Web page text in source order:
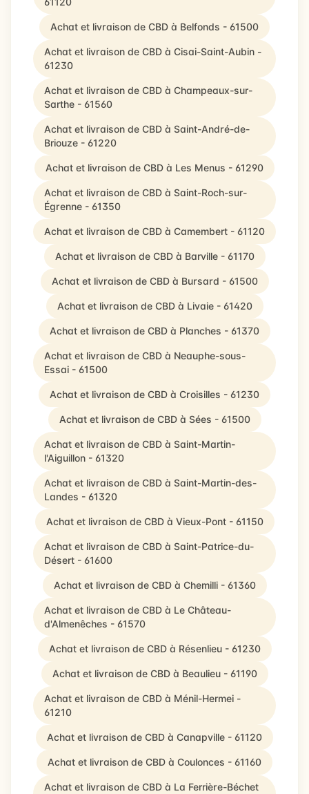
Achat et livraison de CBD à Belfonds - 61500
Achat et livraison de CBD à Cisai-Saint-Aubin -
61230
Achat et livraison de CBD à Champeaux-sur-
Sarthe - 61560
Achat et livraison de CBD à Saint-André-de-
Briouze - 61220
Achat et livraison de CBD à Les Menus - 61290
Achat et livraison de CBD à Saint-Roch-sur-
Égrenne - 61350
Achat et livraison de CBD à Camembert - 61120
Achat et livraison de CBD à Barville - 61170
Achat et livraison de CBD à Bursard - 61500
Achat et livraison de CBD à Livaie - 61420
Achat et livraison de CBD à Planches - 61370
Achat et livraison de CBD à Neauphe-sous-
Essai - 61500
Achat et livraison de CBD à Croisilles - 61230
Achat et livraison de CBD à Sées - 61500
Achat et livraison de CBD à Saint-Martin-
l'Aiguillon - 61320
Achat et livraison de CBD à Saint-Martin-des-
Landes - 61320
Achat et livraison de CBD à Vieux-Pont - 61150
Achat et livraison de CBD à Saint-Patrice-du-
Désert - 61600
Achat et livraison de CBD à Chemilli - 61360
Achat et livraison de CBD à Le Château-
d'Almenêches - 61570
Achat et livraison de CBD à Résenlieu - 61230
Achat et livraison de CBD à Beaulieu - 61190
Achat et livraison de CBD à Ménil-Hermei -
61210
Achat et livraison de CBD à Canapville - 61120
Achat et livraison de CBD à Coulonces - 61160
Achat et livraison de CBD à La Ferrière-Béchet